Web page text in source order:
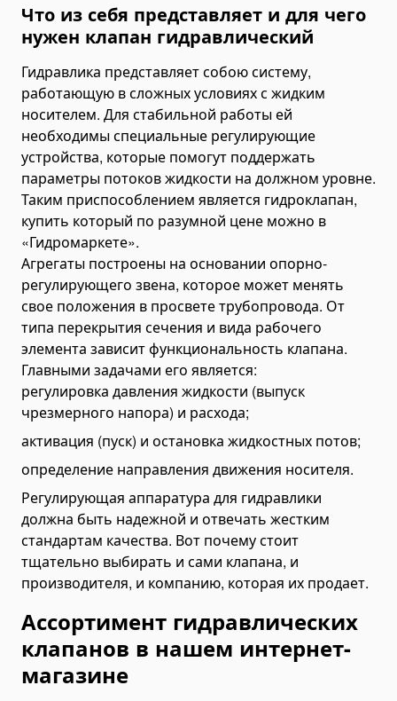
Колесные бульдозеры
Уборочная техника
Уборщики коммунальные
Снегоплавильные машины
Поливальные машины
Подметально-уборочные машины
Поломоющие машины
Разбрасыватели песка прицепные
Измельчители древесины (дереводробилки)
Щепорезы
Буровая техника
Автовышки и подъемники
Самосвалы, грузовики и тягачи
Самосвалы
Мини-самосвалы
Тягачи
Шасси
Автобетоносмесители
Автоцистерны
Автоцистерны для газа
Автоцистерны для топлива
Автоцистерны для нефтепродуктов
Автоцистерны для воды
Автокраны и манипуляторы
Манипуляторы
Складные краны
Что из себя представляет и для чего
нужен клапан гидравлический
Гидравлика представляет собою систему,
работающую в сложных условиях с жидким
носителем. Для стабильной работы ей
необходимы специальные регулирующие
устройства, которые помогут поддержать
параметры потоков жидкости на должном уровне.
Таким приспособлением является гидроклапан,
купить который по разумной цене можно в
«Гидромаркете».
Агрегаты построены на основании опорно-
регулирующего звена, которое может менять
свое положения в просвете трубопровода. От
типа перекрытия сечения и вида рабочего
элемента зависит функциональность клапана.
Главными задачами его является:
регулировка давления жидкости (выпуск
чрезмерного напора) и расхода;
активация (пуск) и остановка жидкостных потов;
определение направления движения носителя.
Регулирующая аппаратура для гидравлики
должна быть надежной и отвечать жестким
стандартам качества. Вот почему стоит
тщательно выбирать и сами клапана, и
производителя, и компанию, которая их продает.
Ассортимент гидравлических
клапанов в нашем интернет-
магазине